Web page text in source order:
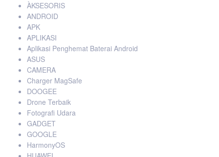
ÀKSESORIS
ANDROID
APK
APLIKASI
Aplikasi Penghemat Baterai Android
ASUS
CAMERA
Charger MagSafe
DOOGEE
Drone Terbaik
Fotografi Udara
GADGET
GOOGLE
HarmonyOS